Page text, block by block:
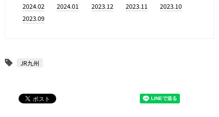
2024.02
2024.01 2023.12 2023.11
2023.10
2023.09
JR九州